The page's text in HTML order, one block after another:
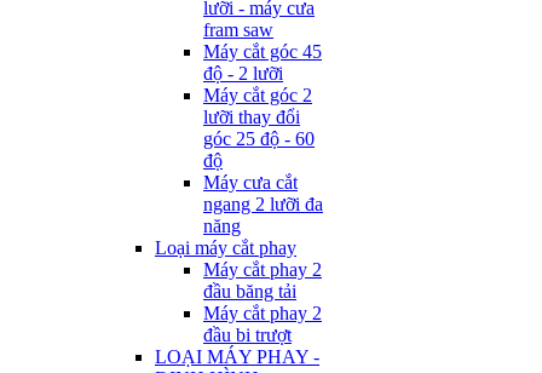
lưỡi - máy cưa
fram saw
Máy cắt góc 45
độ - 2 lưỡi
Máy cắt góc 2
lưỡi thay đổi
góc 25 độ - 60
độ
Máy cưa cắt
ngang 2 lưỡi đa
năng
Loại máy cắt phay
Máy cắt phay 2
đầu băng tải
Máy cắt phay 2
đầu bi trượt
LOẠI MÁY PHAY -